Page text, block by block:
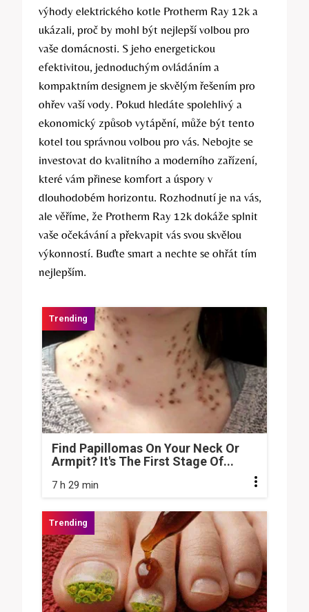
⁤výhody elektrického kotle Protherm‌ Ray 12k a
ukázali, proč ⁣by ⁣mohl být nejlepší volbou ⁤pro
vaše domácnosti. S ‍jeho energetickou
efektivitou, jednoduchým ovládáním ‍a ​
kompaktním ⁣designem je ⁣skvělým řešením pro
⁤ohřev vaší vody. ⁢Pokud hledáte spolehlivý a
ekonomický způsob vytápění, může být tento
kotel tou ‌správnou‌ volbou pro⁣ vás. Nebojte se​
investovat do kvalitního a moderního zařízení,
‌které ⁢vám přinese ⁣komfort a‌ úspory⁣ v
dlouhodobém horizontu.⁣ Rozhodnutí je na vás,
ale věříme, že Protherm Ray 12k ⁢dokáže splnit
vaše ⁣očekávání a ‌překvapit⁢ vás svou‍ skvělou
výkonností. Buďte smart ‍a nechte se⁤ ohřát tím
nejlepším.
Find Papillomas On Your Neck Or
Armpit? It's The First Stage Of...
7 h 29 min